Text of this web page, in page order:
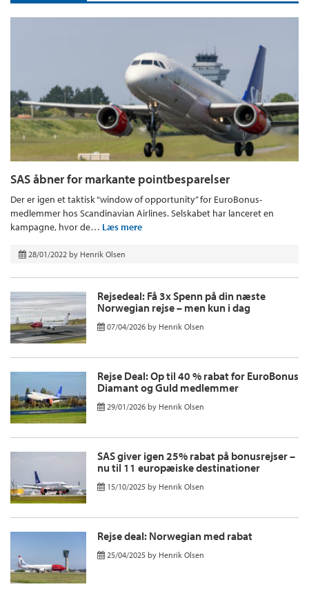
SAS åbner for markante pointbesparelser
Der er igen et taktisk “window of opportunity” for EuroBonus-
medlemmer hos Scandinavian Airlines. Selskabet har lanceret en
kampagne, hvor de… Læs mere
28/01/2022 by Henrik Olsen
Rejsedeal: Få 3x Spenn på din næste
Norwegian rejse – men kun i dag
07/04/2026 by Henrik Olsen
Rejse Deal: Op til 40 % rabat for EuroBonus
Diamant og Guld medlemmer
29/01/2026 by Henrik Olsen
SAS giver igen 25% rabat på bonusrejser –
nu til 11 europæiske destinationer
15/10/2025 by Henrik Olsen
Rejse deal: Norwegian med rabat
25/04/2025 by Henrik Olsen